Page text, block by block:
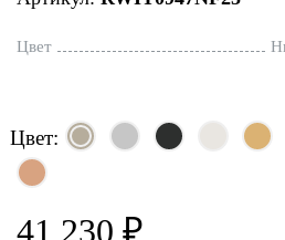
Цвет
Цвет:
41 230 ₽